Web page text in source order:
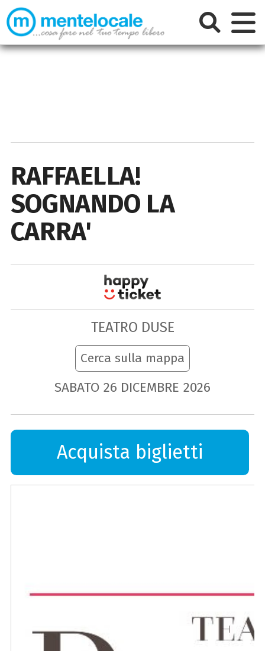
RAFFAELLA!
SOGNANDO LA
CARRA'
TEATRO DUSE
Cerca sulla mappa
SABATO 26 DICEMBRE 2026
Acquista biglietti